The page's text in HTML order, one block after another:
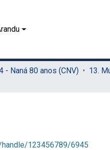
- Naná 80 anos (CNV)
123456789/6945